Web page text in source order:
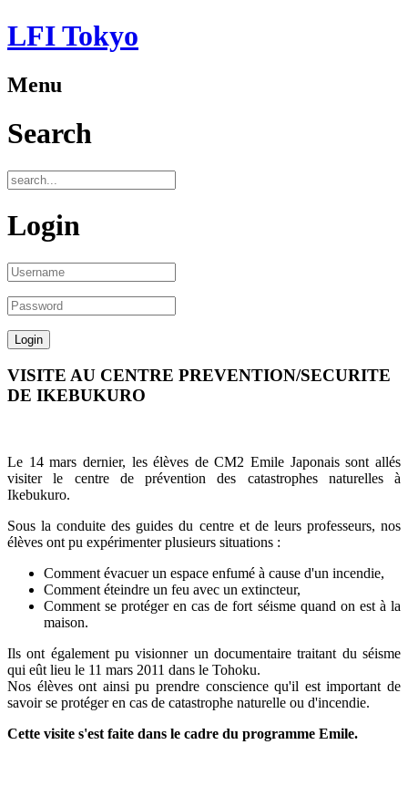
LFI Tokyo
Menu
Search
Login
VISITE AU CENTRE PREVENTION/SECURITE
DE IKEBUKURO
Le 14 mars dernier, les élèves de CM2 Emile Japonais sont allés
visiter le centre de prévention des catastrophes naturelles à
Ikebukuro.
Sous la conduite des guides du centre et de leurs professeurs, nos
élèves ont pu expérimenter plusieurs situations :
Comment évacuer un espace enfumé à cause d'un incendie,
Comment éteindre un feu avec un extincteur,
Comment se protéger en cas de fort séisme quand on est à la
maison.
Ils ont également pu visionner un documentaire traitant du séisme
qui eût lieu le 11 mars 2011 dans le Tohoku.
Nos élèves ont ainsi pu prendre conscience qu'il est important de
savoir se protéger en cas de catastrophe naturelle ou d'incendie.
Cette visite s'est faite dans le cadre du programme Emile.